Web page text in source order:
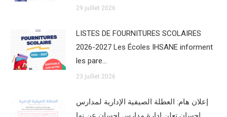
29 juillet 2026
LISTES DE FOURNITURES SCOLAIRES
2026-2027 Les Écoles IHSANE informent
les pare…
23 juillet 2026
إعلان هام: العطلة الصيفية الإدارية لمدارس